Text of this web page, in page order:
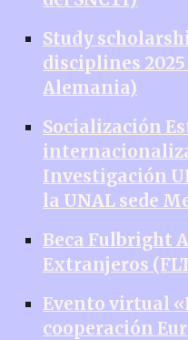
Study
disciplines
Alemania)
Socialización
Investigación
la UNAL sede
Beca Fulbright
Extranjeros
Evento virtual
cooperación